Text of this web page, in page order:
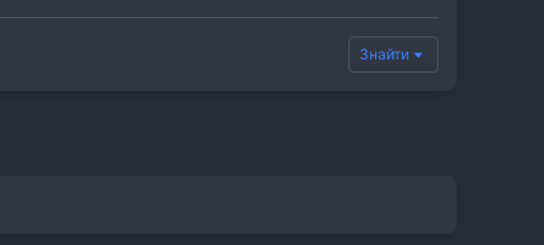
Знайти